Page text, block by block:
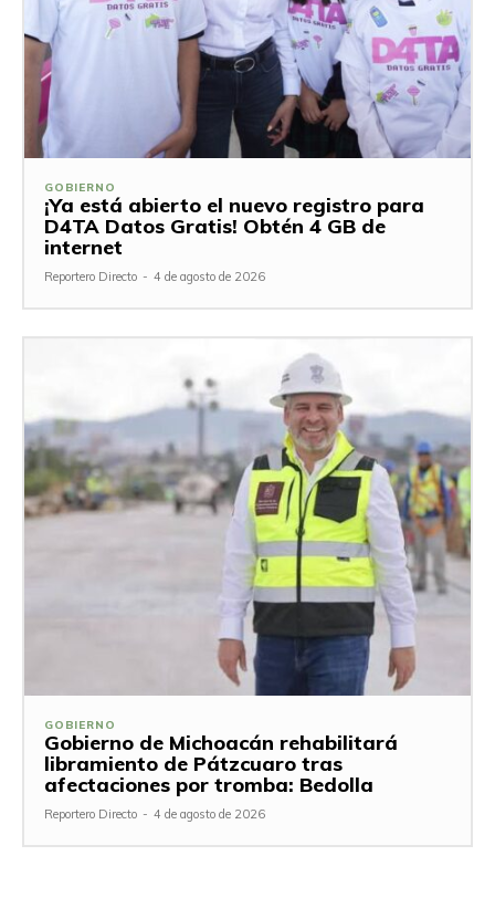
GOBIERNO
¡Ya está abierto el nuevo registro para
D4TA Datos Gratis! Obtén 4 GB de
internet
Reportero Directo - 4 de agosto de 2026
GOBIERNO
Gobierno de Michoacán rehabilitará
libramiento de Pátzcuaro tras
afectaciones por tromba: Bedolla
Reportero Directo - 4 de agosto de 2026